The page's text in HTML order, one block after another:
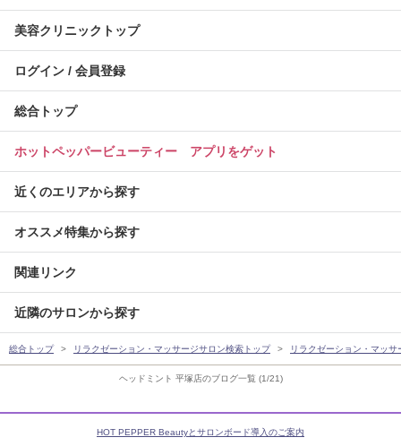
ヘッドミント 平塚店のブログ一覧 (1/21)
美容クリニックトップ
ログイン / 会員登録
総合トップ
ホットペッパービューティー アプリをゲット
近くのエリアから探す
オススメ特集から探す
関連リンク
近隣のサロンから探す
総合トップ リラクゼーション・マッサージサロン検索トップ リラクゼーション・マッ
HOT PEPPER Beautyとサロンボード導入のご案内